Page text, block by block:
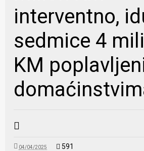
interventno,
sedmice 4
KM
04/04/2025 591